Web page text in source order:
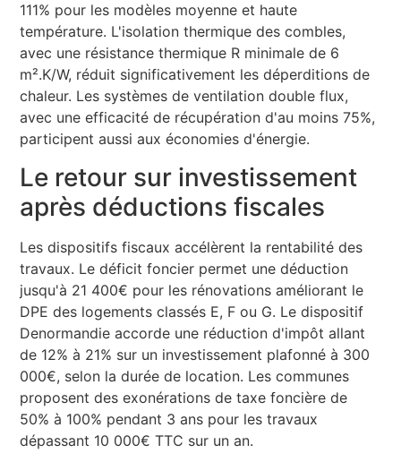
111% pour les modèles moyenne et haute
température. L'isolation thermique des combles,
avec une résistance thermique R minimale de 6
m².K/W, réduit significativement les déperditions de
chaleur. Les systèmes de ventilation double flux,
avec une efficacité de récupération d'au moins 75%,
participent aussi aux économies d'énergie.
Le retour sur investissement
après déductions fiscales
Les dispositifs fiscaux accélèrent la rentabilité des
travaux. Le déficit foncier permet une déduction
jusqu'à 21 400€ pour les rénovations améliorant le
DPE des logements classés E, F ou G. Le dispositif
Denormandie accorde une réduction d'impôt allant
de 12% à 21% sur un investissement plafonné à 300
000€, selon la durée de location. Les communes
proposent des exonérations de taxe foncière de
50% à 100% pendant 3 ans pour les travaux
dépassant 10 000€ TTC sur un an.